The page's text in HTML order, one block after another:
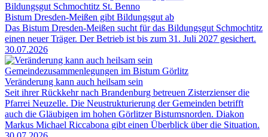
Bildungsgut Schmochtitz St. Benno
Bistum Dresden-Meißen gibt Bildungsgut ab
Das Bistum Dresden-Meißen sucht für das Bildungsgut Schmochtitz
einen neuer Träger. Der Betrieb ist bis zum 31. Juli 2027 gesichert.
30.07.2026
Gemeindezusammenlegungen im Bistum Görlitz
Veränderung kann auch heilsam sein
Seit ihrer Rückkehr nach Brandenburg betreuen Zisterzienser die
Pfarrei Neuzelle. Die Neustrukturierung der Gemeinden betrifft
auch die Gläubigen im hohen Görlitzer Bistumsnorden. Diakon
Markus Michael Riccabona gibt einen Überblick über die Situation.